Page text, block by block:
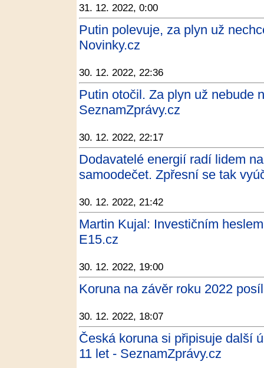
31. 12. 2022, 0:00
Putin polevuje, za plyn už
Novinky.cz
30. 12. 2022, 22:36
Putin otočil. Za plyn už nebude
SeznamZprávy.cz
30. 12. 2022, 22:17
Dodavatelé energií radí lidem
samoodečet. Zpřesní se tak
30. 12. 2022, 21:42
Martin Kujal: Investičním
E15.cz
30. 12. 2022, 19:00
Koruna na závěr roku 2022
30. 12. 2022, 18:07
Česká koruna si připisuje další
11 let - SeznamZprávy.cz